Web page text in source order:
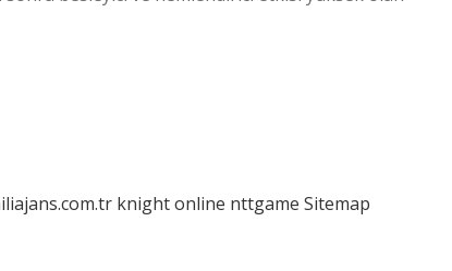
knight online nttgame Sitemap